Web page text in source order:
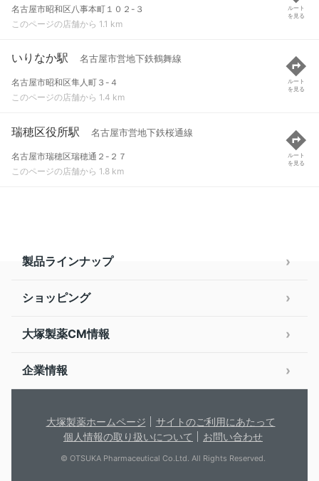
名古屋市昭和区八事本町１０２-３
このページの店舗から 1.1 km
ルート
を見る
いりなか駅 名古屋市営地下鉄鶴舞線
名古屋市昭和区隼人町３-４
このページの店舗から 1.4 km
ルート
を見る
瑞穂区役所駅 名古屋市営地下鉄桜通線
名古屋市瑞穂区瑞穂通２-２７
このページの店舗から 1.8 km
ルート
を見る
製品ラインナップ
ショッピング
大塚製薬CM情報
企業情報
大塚製薬ホームページ
サイトのご利用にあたって
個人情報の取り扱いについて
お問い合わせ
© OTSUKA Pharmaceutical Co.Ltd. All Rights Reserved.